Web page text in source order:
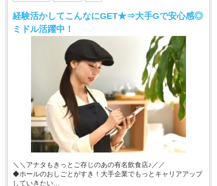
経験活かしてこんなにGET★⇒大手Gで安心感◎
ミドル活躍中！
＼＼アナタもきっとご存じのあの有名飲食店♪／／
◆ホールのおしごとがすき！大手企業でもっとキャリアアップ
していきたい